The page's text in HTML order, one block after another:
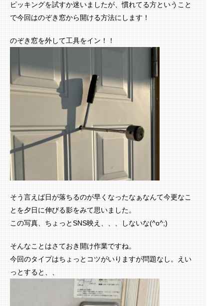
ピッキングを試すか迷いましたが、慣れてる方ということ
で今回はのぞき窓から開ける方法にします！
のぞき窓を外して工具をイン！！
そう言えば日が落ちるのが早くなったなぁなんて今更なこ
とを夕日に伸びる影をみて思いました。
この写真、ちょっとSNS映え、、、しないな(^o^;)
そんなことはさておき開け作業ですね。
今回のタイプはちょっとコツがいりますが問題なし。えい
っとすると、、